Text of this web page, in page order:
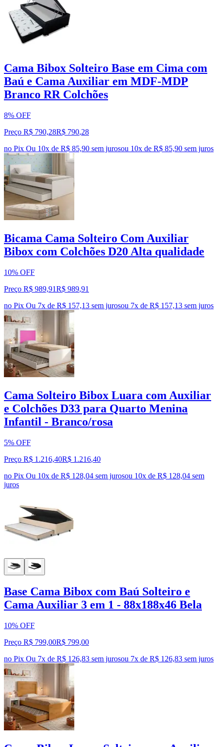
Cama Bibox Solteiro Base em Cima com
Baú e Cama Auxiliar em MDF-MDP
Branco RR Colchões
8% OFF
Preço R$ 790,28R$ 790,28
no Pix Ou 10x de R$ 85,90 sem jurosou 10x de R$ 85,90 sem juros
Bicama Cama Solteiro Com Auxiliar
Bibox com Colchões D20 Alta qualidade
10% OFF
Preço R$ 989,91R$ 989,91
no Pix Ou 7x de R$ 157,13 sem jurosou 7x de R$ 157,13 sem juros
Cama Solteiro Bibox Luara com Auxiliar
e Colchões D33 para Quarto Menina
Infantil - Branco/rosa
5% OFF
Preço R$ 1.216,40R$ 1.216,40
no Pix Ou 10x de R$ 128,04 sem jurosou 10x de R$ 128,04 sem
juros
Base Cama Bibox com Baú Solteiro e
Cama Auxiliar 3 em 1 - 88x188x46 Bela
10% OFF
Preço R$ 799,00R$ 799,00
no Pix Ou 7x de R$ 126,83 sem jurosou 7x de R$ 126,83 sem juros